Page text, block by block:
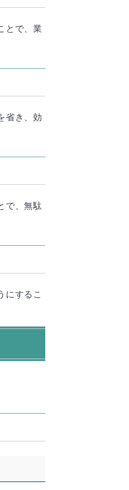
とで、業
省き、効
で、無駄
にするこ